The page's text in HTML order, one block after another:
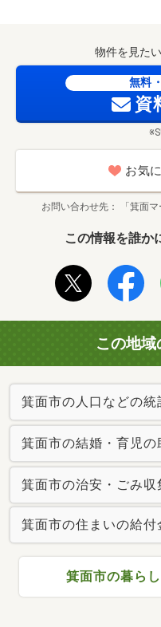
物件を見た
無料
資
お気
お問い合わせ先 「箕面
この情報を誰か
この地
箕面市の人口などの統
箕面市の結婚・育児の
箕面市の治安・ごみ収
箕面市の住まいの給付
箕面市の暮ら